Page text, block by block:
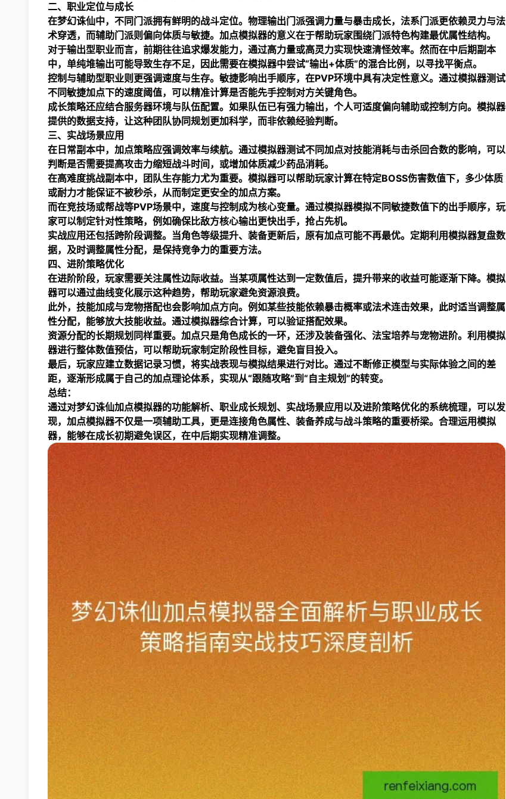
二、职业定位与成长
在梦幻诛仙中，不同门派拥有鲜明的战斗定位。物理输出门派强调力量与暴击成长，法系门派更依赖灵力与法
术穿透，而辅助门派则偏向体质与敏捷。加点模拟器的意义在于帮助玩家围绕门派特色构建最优属性结构。
对于输出型职业而言，前期往往追求爆发能力，通过高力量或高灵力实现快速清怪效率。然而在中后期副本
中，单纯堆输出可能导致生存不足，因此需要在模拟器中尝试“输出+体质”的混合比例，以寻找平衡点。
控制与辅助型职业则更强调速度与生存。敏捷影响出手顺序，在PVP环境中具有决定性意义。通过模拟器测试
不同敏捷加点下的速度阈值，可以精准计算是否能先手控制对方关键角色。
成长策略还应结合服务器环境与队伍配置。如果队伍已有强力输出，个人可适度偏向辅助或控制方向。模拟器
提供的数据支持，让这种团队协同规划更加科学，而非依赖经验判断。
三、实战场景应用
在日常副本中，加点策略应强调效率与续航。通过模拟器测试不同加点对技能消耗与击杀回合数的影响，可以
判断是否需要提高攻击力缩短战斗时间，或增加体质减少药品消耗。
在高难度挑战副本中，团队生存能力尤为重要。模拟器可以帮助玩家计算在特定BOSS伤害数值下，多少体质
或耐力才能保证不被秒杀，从而制定更安全的加点方案。
而在竞技场或帮战等PVP场景中，速度与控制成为核心变量。通过模拟器模拟不同敏捷数值下的出手顺序，玩
家可以制定针对性策略，例如确保比敌方核心输出更快出手，抢占先机。
实战应用还包括跨阶段调整。当角色等级提升、装备更新后，原有加点可能不再最优。定期利用模拟器复盘数
据，及时调整属性分配，是保持竞争力的重要方法。
四、进阶策略优化
在进阶阶段，玩家需要关注属性边际收益。当某项属性达到一定数值后，提升带来的收益可能逐渐下降。模拟
器可以通过曲线变化展示这种趋势，帮助玩家避免资源浪费。
此外，技能加成与宠物搭配也会影响加点方向。例如某些技能依赖暴击概率或法术连击效果，此时适当调整属
性分配，能够放大技能收益。通过模拟器综合计算，可以验证搭配效果。
资源分配的长期规划同样重要。加点只是角色成长的一环，还涉及装备强化、法宝培养与宠物进阶。利用模拟
器进行整体数值预估，可以帮助玩家制定阶段性目标，避免盲目投入。
最后，玩家应建立数据记录习惯，将实战表现与模拟结果进行对比。通过不断修正模型与实际体验之间的差
距，逐渐形成属于自己的加点理论体系，实现从“跟随攻略”到“自主规划”的转变。
总结：
通过对梦幻诛仙加点模拟器的功能解析、职业成长规划、实战场景应用以及进阶策略优化的系统梳理，可以发
现，加点模拟器不仅是一项辅助工具，更是连接角色属性、装备养成与战斗策略的重要桥梁。合理运用模拟
器，能够在成长初期避免误区，在中后期实现精准调整。